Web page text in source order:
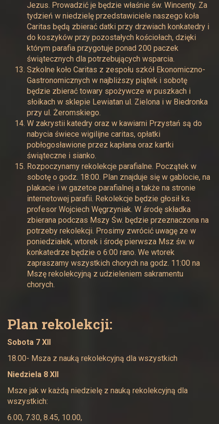
Jezus. Prowadzić je będzie właśnie św. Wincenty. Za
tydzień w niedzielę przedstawiciele naszego koła
Caritas będą zbierać datki przy drzwiach konkatedry i
do koszyków przy pozostałych kościołach, dzięki
którym parafia przygotuje ponad 200 paczek
świątecznych dla potrzebujących wsparcia.
Szkolne koło Caritas z zespołu szkół Ekonomiczno-
Gastronomicznych w najbliższy piątek i sobotę
będzie zbierać towary spożywcze w puszkach i
słoikach w sklepie Lewiatan ul. Zielona i w Biedronka
przy ul. Żeromskiego.
W zakrystii katedry oraz w kawiarni Przystań są do
nabycia świece wigilijne caritas, opłatki
pobłogosławione przez kapłana oraz kartki
świąteczne i sianko.
Rozpoczynamy rekolekcje parafialne. Początek w
sobotę o godz. 18:00. Plan znajduje się w gablocie, na
plakacie i w gazetce parafialnej a także na stronie
internetowej parafii. Rekolekcje będzie głosił ks.
profesor Wojciech Węgrzyniak. W środę składka
zbierana podczas Mszy Św. będzie przeznaczona na
potrzeby rekolekcji. Prosimy zwrócić uwagę ze w
poniedziałek, wtorek i środę pierwsza Msz św. w
konkatedrze będzie o 6:00 rano. We wtorek
zapraszamy wszystkich chorych na godz. 11:00 na
Mszę rekolekcyjną z udzieleniem sakramentu
chorych.
Plan rekolekcji:
Sobota 7 XII
18.00- Msza z nauką rekolekcyjną dla wszystkich
Niedziela 8 XII
Msze jak w każdą niedzielę z nauką rekolekcyjną dla
wszystkich:
6.00, 7.30, 8.45, 10.00,